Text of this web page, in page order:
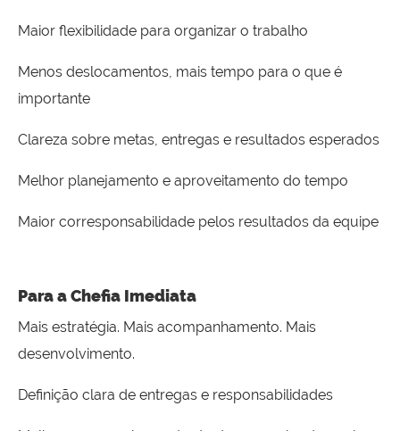
Maior flexibilidade para organizar o trabalho
Menos deslocamentos, mais tempo para o que é
importante
Clareza sobre metas, entregas e resultados esperados
Melhor planejamento e aproveitamento do tempo
Maior corresponsabilidade pelos resultados da equipe
Para a Chefia Imediata
Mais estratégia. Mais acompanhamento. Mais
desenvolvimento.
Definição clara de entregas e responsabilidades